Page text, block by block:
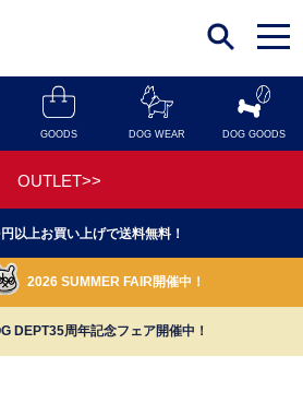
t
o
g
n
a
o
GOODS DOG WEAR DOG GOODS
OUTLET>>
以上お買い上げで送料無料！
2026 SUMMER FAIR開催中！
DEPT35周年記念フェア開催中！